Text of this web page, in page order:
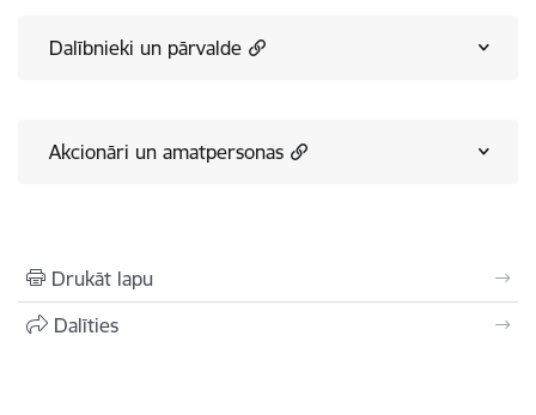
Dalībnieki un pārvalde
Akcionāri un amatpersonas
Drukāt lapu
Dalīties